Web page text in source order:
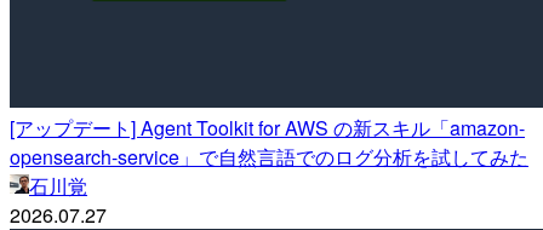
[アップデート] Agent Toolkit for AWS の新スキル「amazon-
opensearch-service」で自然言語でのログ分析を試してみた
石川覚
2026.07.27